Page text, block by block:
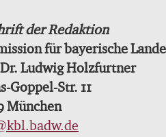
Editionsgrundsätze
nicht nur einen
auch nach Möglichkeit
Personen
exakt festlegen soll.
Schüler, die einen
der Redaktion
für bayerische
Ludwig Holzfurtner
Goppel-Str. 11
München